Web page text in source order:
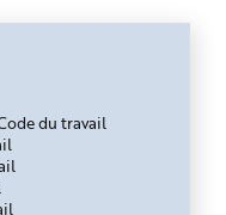
du travail